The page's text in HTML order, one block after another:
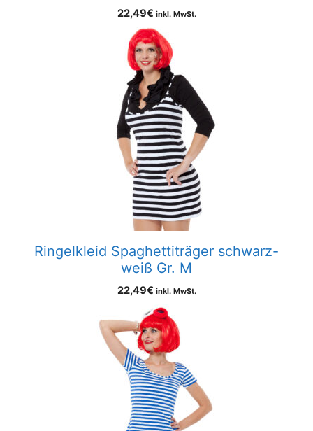
22,49€ inkl. MwSt.
Ringelkleid Spaghettiträger schwarz-
weiß Gr. M
22,49€ inkl. MwSt.